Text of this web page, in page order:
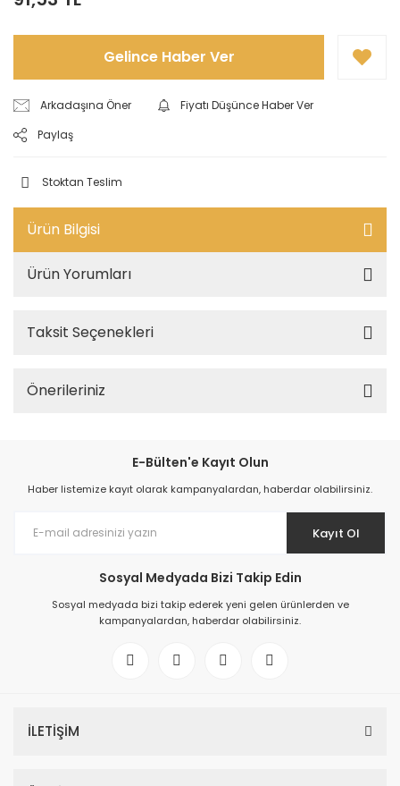
Gelince Haber Ver
Arkadaşına Öner
Fiyatı Düşünce Haber Ver
Paylaş
Stoktan Teslim
Ürün Bilgisi
Ürün Yorumları
Taksit Seçenekleri
Önerileriniz
E-Bülten'e Kayıt Olun
Haber listemize kayıt olarak kampanyalardan, haberdar olabilirsiniz.
Kayıt Ol
Sosyal Medyada Bizi Takip Edin
Sosyal medyada bizi takip ederek yeni gelen ürünlerden ve
kampanyalardan, haberdar olabilirsiniz.
İLETİŞİM